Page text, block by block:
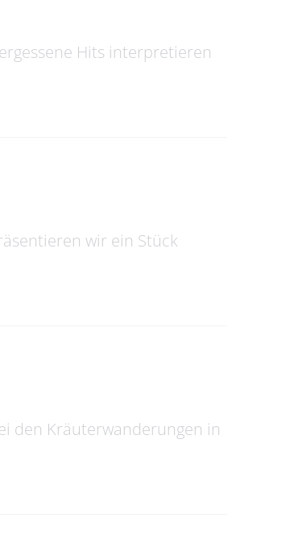
Hits interpretieren
wir ein Stück
den Kräuterwanderungen in